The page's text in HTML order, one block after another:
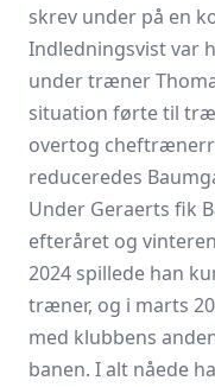
skrev under på en
Indledningsvist var
under træner
situation førte til
overtog
reduceredes
Under Geraerts fik
efteråret og
2024 spillede han
træner, og i marts
med klubbens
banen. I alt nåede